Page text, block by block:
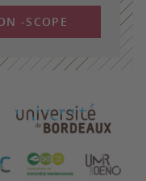
-SCOPE